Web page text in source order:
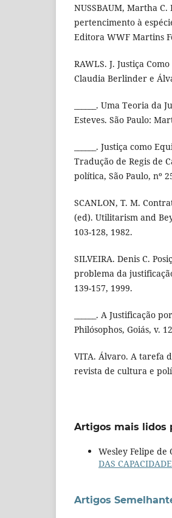
NUSSBAUM, Martha
pertencimento à
Editora WWF Martins
RAWLS. J. Justiça
Claudia Berlinder e
______. Uma Teoria
Esteves. São Paulo:
______. Justiça como
Tradução de Regis de
política, São Paulo, nº
SCANLON, T. M.
(ed). Utilitarism and
103-128, 1982.
SILVEIRA. Denis C.
problema da
139-157, 1999.
______. A Justificação
Philósophos, Goiás, v.
VITA. Álvaro. A tarefa
revista de cultura e
Artigos mais lidos
Wesley Felipe
DAS
Artigos